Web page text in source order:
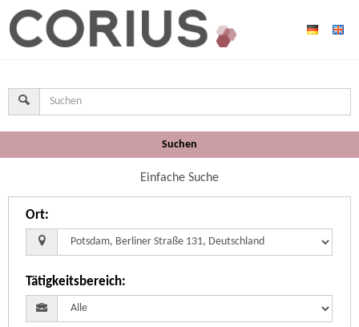
Suchen
Einfache Suche
Ort:
Tätigkeitsbereich: